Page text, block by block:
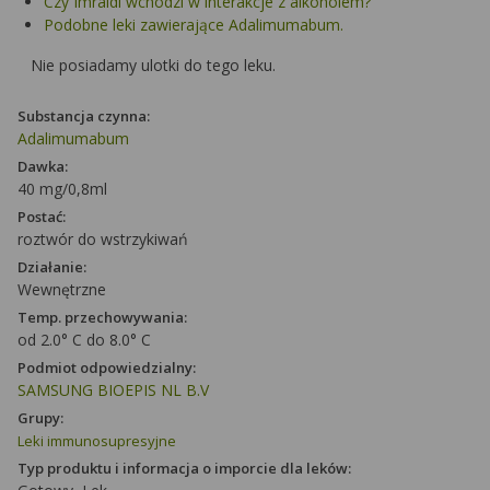
Podobne leki zawierające Adalimumabum.
Nie posiadamy ulotki do tego leku.
Substancja czynna:
Adalimumabum
Dawka:
40 mg/0,8ml
Postać:
roztwór do wstrzykiwań
Działanie:
Wewnętrzne
Temp. przechowywania:
od 2.0° C do 8.0° C
Podmiot odpowiedzialny:
SAMSUNG BIOEPIS NL B.V
Grupy:
Leki immunosupresyjne
Typ produktu i informacja o imporcie dla leków: